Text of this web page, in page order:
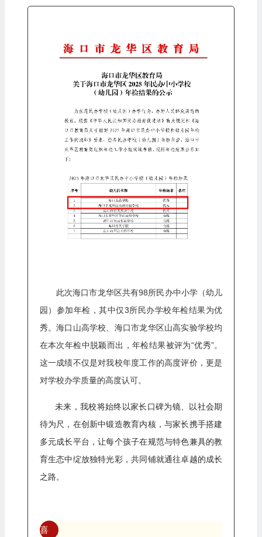
此次海口市龙华区共有98所民办中小学（幼儿
园）参加年检，其中仅3所民办学校年检结果为优
秀。海口山高学校、海口市龙华区山高实验学校均
在本次年检中脱颖而出，年检结果被评为“优秀”。
这一成绩不仅是对我校年度工作的高度评价，更是
对学校办学质量的高度认可。
未来，我校将始终以家长口碑为镜、以社会期
待为尺，在创新中锻造教育内核，与家长携手搭建
多元成长平台，让每个孩子在规范与特色兼具的教
育生态中绽放独特光彩，共同铺就通往卓越的成长
之路。
喜